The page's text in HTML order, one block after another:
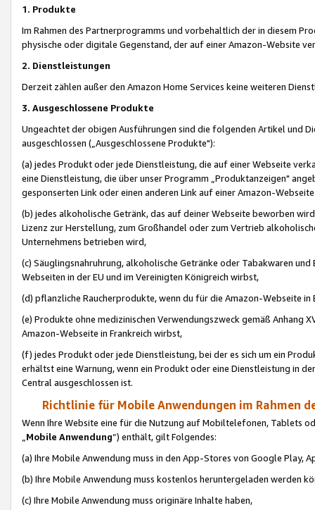
1. Produkte
Im Rahmen des Partnerprogramms und vorbehaltlich der in diesem
physische oder digitale Gegenstand, der auf einer Amazon-Website
2. Dienstleistungen
Derzeit zählen außer den Amazon Home Services keine weiteren
3. Ausgeschlossene Produkte
Ungeachtet der obigen Ausführungen sind die folgenden Artikel und
ausgeschlossen („Ausgeschlossene Produkte"):
(a) jedes Produkt oder jede Dienstleistung, die auf einer Webseite
eine Dienstleistung, die über unser Programm „Produktanzeigen"
gesponserten Link oder einen anderen Link auf einer Amazon-
(b) jedes alkoholische Getränk, das auf deiner Webseite beworben
Lizenz zur Herstellung, zum Großhandel oder zum Vertrieb
Unternehmens betrieben wird,
(c) Säuglingsnahruhrung, alkoholische Getränke oder Tabakwaren
Webseiten in der EU und im Vereinigten Königreich wirbst,
(d) pflanzliche Raucherprodukte, wenn du für die Amazon-Webseite in
(e) Produkte ohne medizinischen Verwendungszweck gemäß Anhang
Amazon-Webseite in Frankreich wirbst,
(f) jedes Produkt oder jede Dienstleistung, bei der es sich um ein
erhältst eine Warnung, wenn ein Produkt oder eine Dienstleistung in
Central ausgeschlossen ist.
Richtlinie für Mobile Anwendungen im Rahmen
Wenn Ihre Website eine für die Nutzung auf Mobiltelefonen, Tablets
„Mobile Anwendung“) enthält, gilt Folgendes:
(a) Ihre Mobile Anwendung muss in den App-Stores von Google Play,
(b) Ihre Mobile Anwendung muss kostenlos heruntergeladen werden
(c) Ihre Mobile Anwendung muss originäre Inhalte haben,